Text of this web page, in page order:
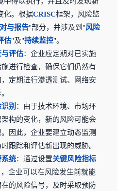
化。根据CRISC框架，风险监
与报告"部分，并涉及到"风险
估"及"持续监控"。
与评估：企业应定期对已实施
进行检查，确保它们仍然有
定期进行渗透测试、网络安
别 ：由于技术环境、市场环
构的变化，新的风险可能会
因此，企业要建立动态监测
跟踪和评估新出现的威胁。
系统：通过设置关键风险指标
，企业可以在风险发生前就能
的风险信号，及时采取预防